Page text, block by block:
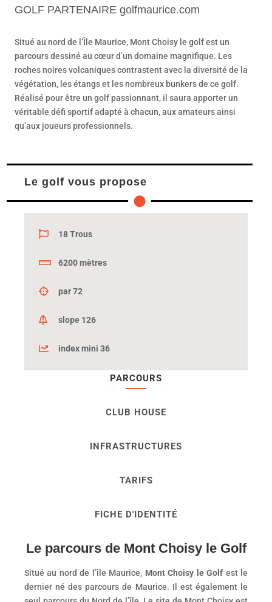
GOLF PARTENAIRE golfmaurice.com
Situé au nord de l’Île Maurice, Mont Choisy le golf est un
parcours dessiné au cœur d’un domaine magnifique. Les
roches noires volcaniques contrastent avec la diversité de la
végétation, les étangs et les nombreux bunkers de ce golf.
Réalisé pour être un golf passionnant, il saura apporter un
véritable défi sportif adapté à chacun, aux amateurs ainsi
qu’aux joueurs professionnels.
Le golf vous propose
18 Trous
6200 mètres
par 72
slope 126
index mini 36
PARCOURS
CLUB HOUSE
INFRASTRUCTURES
TARIFS
FICHE D'IDENTITÉ
Le parcours de Mont Choisy le Golf
Situé au nord de l’île Maurice, Mont Choisy le Golf est le
dernier né des parcours de Maurice. Il est également le